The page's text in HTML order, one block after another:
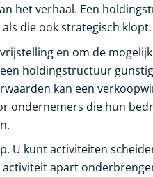
het verhaal. Een
die ook strategisch klopt.
en om de
holdingstructuur
kan een
ondernemers die hun
U kunt activiteiten
apart